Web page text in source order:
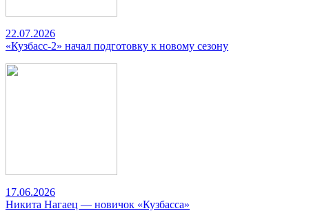
22.07.2026
«Кузбасс-2» начал подготовку к новому сезону
17.06.2026
Никита Нагаец — новичок «Кузбасса»